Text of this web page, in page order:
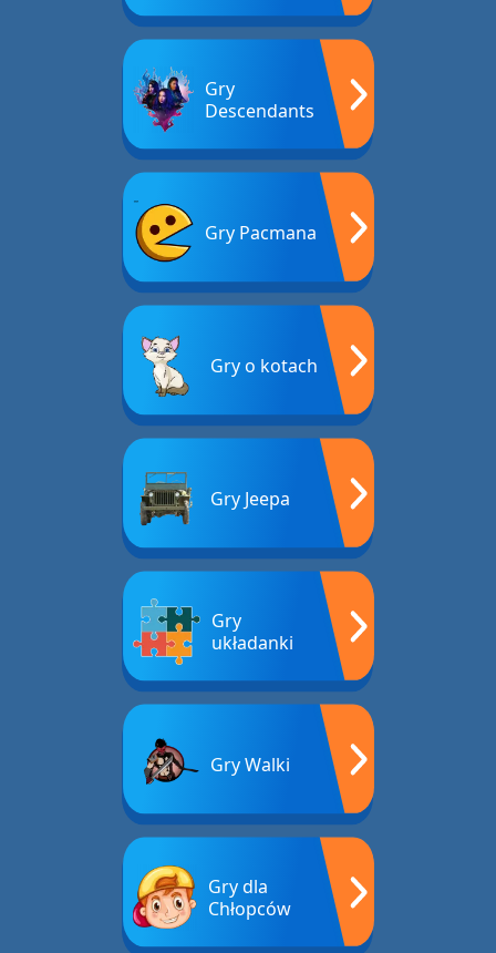
Gry
Descendants
Gry Pacmana
Gry o kotach
Gry Jeepa
Gry
układanki
Gry Walki
Gry dla
Chłopców